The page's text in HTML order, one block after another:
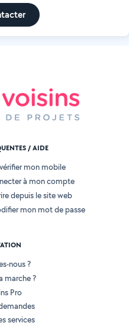
/ AIDE
mon mobile
à mon compte
depuis le site web
mon mot de passe
nous ?
marche ?
Pro
services